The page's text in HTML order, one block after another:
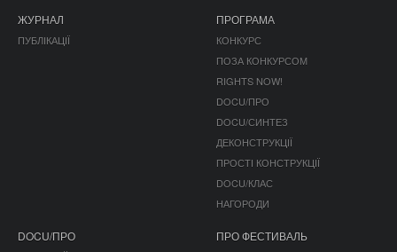
ЖУРНАЛ
ПУБЛІКАЦІЇ
ПРОГРАМА
КОНКУРС
ПОЗА КОНКУРСОМ
RIGHTS NOW!
DOCU/ПРО
DOCU/СИНТЕЗ
ДЕКОНСТРУКЦІЇ
ПРОСТІ КОНСТРУКЦІЇ
DOCU/КЛАС
НАГОРОДИ
DOCU/ПРО ПРО ФЕСТИВАЛЬ